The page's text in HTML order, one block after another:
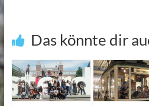
Das könnte dir